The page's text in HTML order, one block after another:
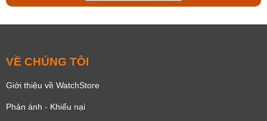
VỀ CHÚNG TÔI
Giới thiệu về WatchStore
Phản ánh - Khiếu nại